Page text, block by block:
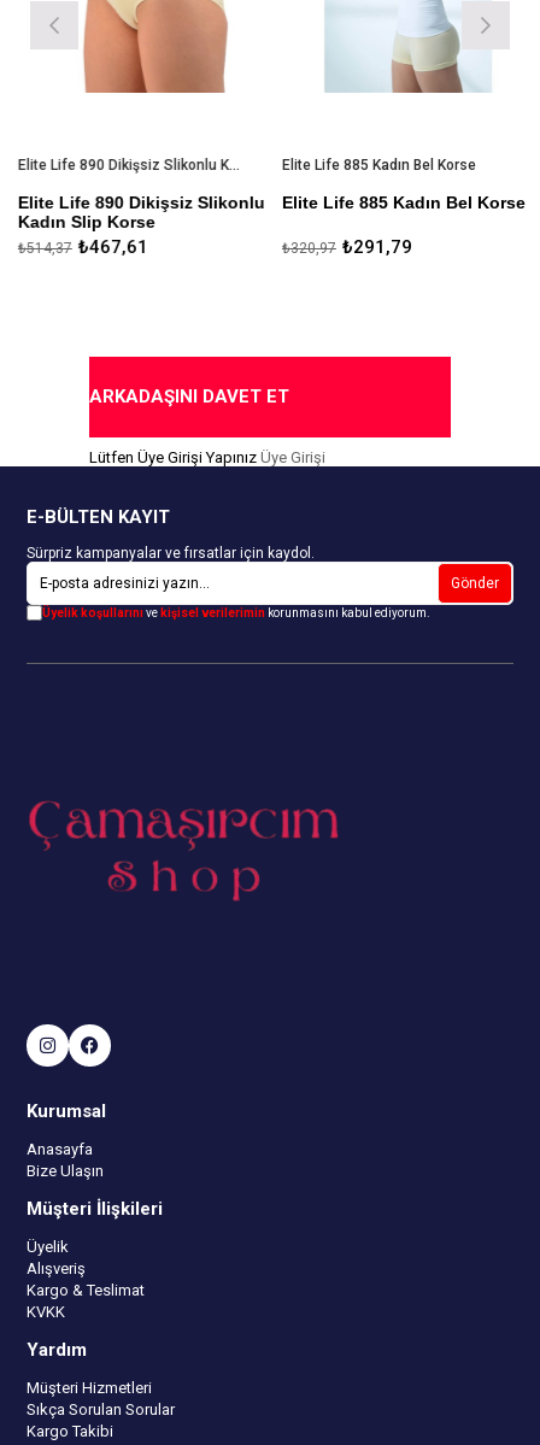
Elite Life 890 Dikişsiz Slikonlu Kadın Slip Korse
Elite Life 890 Dikişsiz Slikonlu
Kadın Slip Korse
Özel Tasarım
Mide ve Karın Toparlayıcı
%80 Mikroelyaf Polyemid %19
₺467,61
₺514,37
Elite Life 885 Kadın Bel Korse
Elite Life 885 Kadın Bel Korse
%82 Mikroelyaf Polyemid %17
Elastan %1 Slikon
₺291,79
₺320,97
ARKADAŞINI DAVET ET
Lütfen Üye Girişi Yapınız Üye Girişi
E-BÜLTEN KAYIT
Sürpriz kampanyalar ve fırsatlar için kaydol.
Gönder
Üyelik koşullarınıve kişisel verilerimin korunmasını kabul ediyorum.
Kurumsal
Anasayfa
Bize Ulaşın
Müşteri İlişkileri
Üyelik
Alışveriş
Kargo & Teslimat
KVKK
Yardım
Müşteri Hizmetleri
Sıkça Sorulan Sorular
Kargo Takibi